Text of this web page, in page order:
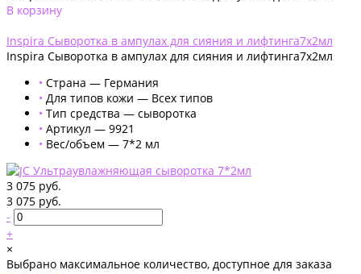
В корзину
Inspira Сыворотка в ампулах для сияния и лифтинга7х2мл
Inspira Сыворотка в ампулах для сияния и лифтинга7х2мл
• Страна — Германия
• Для типов кожи — Всех типов
• Тип средства — сыворотка
• Артикул — 9921
• Вес/объем — 7*2 мл
3 075 руб.
3 075 руб.
-
+
×
Выбрано максимальное количество, доступное для заказа